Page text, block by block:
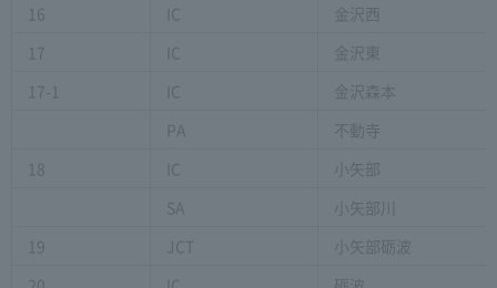
16
IC
金沢西
17
IC
金沢東
17-1
IC
金沢森本
PA
不動寺
18
IC
小矢部
SA
小矢部川
19
JCT
小矢部砺波